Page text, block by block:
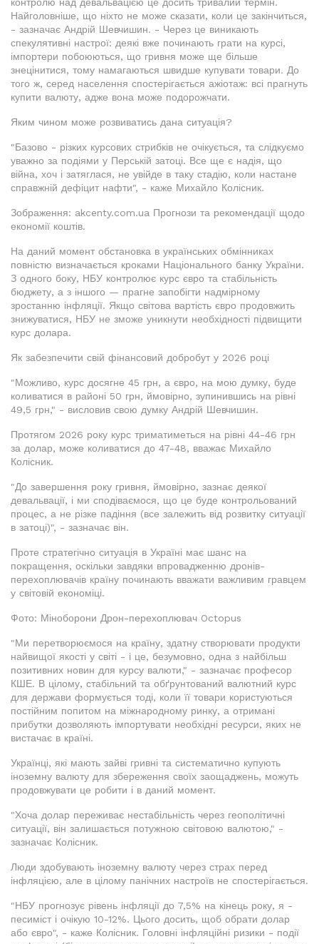
Найголовніше, що ніхто не може сказати, коли це закінчиться,
- зазначає Андрій Шевчишин. - Через це виникають
спекулятивні настрої: деякі вже починають грати на курсі,
імпортери побоюються, що гривня може ще більше
знецінитися, тому намагаються швидше купувати товари. До
того ж, серед населення спостерігається ажіотаж: всі прагнуть
купити валюту, адже вона може подорожчати.
Яким чином може розвиватись дана ситуація?
"Базово - різких курсових стрибків не очікується, та слідкуємо
уважно за подіями у Перській затоці. Все ще є надія, що
війна, хоч і затяглася, не увійде в таку стадію, коли настане
справжній дефіцит нафти", - каже Михайло Колісник.
Зображення: akcenty.com.ua Прогнози та рекомендації щодо
економії коштів.
На даний момент обстановка в українських обмінниках
повністю визначається кроками Національного банку України.
З одного боку, НБУ контролює курс євро та стабільність
бюджету, а з іншого — прагне запобігти надмірному
зростанню інфляції. Якщо світова вартість євро продовжить
знижуватися, НБУ не зможе уникнути необхідності підвищити
курс долара.
Як забезпечити свій фінансовий добробут у 2026 році
"Можливо, курс досягне 45 грн, а євро, на мою думку, буде
коливатися в районі 50 грн, ймовірно, зупинившись на рівні
49,5 грн," - висловив свою думку Андрій Шевчишин.
Протягом 2026 року курс триматиметься на рівні 44-46 грн
за долар, може коливатися до 47-48, вважає Михайло
Колісник.
"До завершення року гривня, ймовірно, зазнає деякої
девальвації, і ми сподіваємося, що це буде контрольований
процес, а не різке падіння (все залежить від розвитку ситуації
в затоці)", - зазначає він.
Проте стратегічно ситуація в Україні має шанс на
покращення, оскільки завдяки впровадженню дронів-
перехоплювачів країну починають вважати важливим гравцем
у світовій економіці.
Фото: Міноборони Дрон-перехоплювач Octopus
"Ми перетворюємося на країну, здатну створювати продукти
найвищої якості у світі - і це, безумовно, одна з найбільш
позитивних новин для курсу валюти," - зазначає професор
КШЕ. В цілому, стабільний та обґрунтований валютний курс
для держави формується тоді, коли її товари користуються
постійним попитом на міжнародному ринку, а отримані
прибутки дозволяють імпортувати необхідні ресурси, яких не
вистачає в країні.
Українці, які мають зайві гривні та систематично купують
іноземну валюту для збереження своїх заощаджень, можуть
продовжувати це робити і в даний момент.
"Хоча долар переживає нестабільність через геополітичні
ситуації, він залишається потужною світовою валютою," -
зазначає Колісник.
Люди здобувають іноземну валюту через страх перед
інфляцією, але в цілому панічних настроїв не спостерігається.
"НБУ прогнозує рівень інфляції до 7,5% на кінець року, я -
песиміст і очікую 10-12%. Цього досить, щоб обрати долар
або євро", - каже Колісник. Головні інфляційні ризики - події